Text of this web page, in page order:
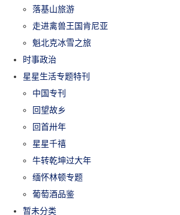
落基山旅游
走进禽兽王国肯尼亚
魁北克冰雪之旅
时事政治
星星生活专题特刊
中国专刊
回望故乡
回首卅年
星星千禧
牛转乾坤过大年
缅怀林顿专题
葡萄酒品鉴
暂未分类